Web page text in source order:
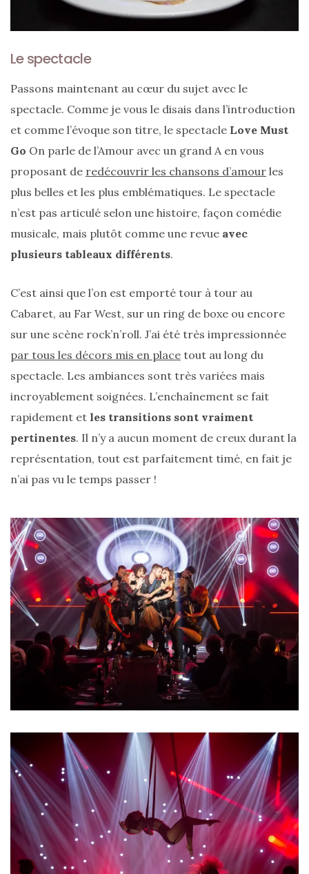
7
responsables
cuir
Comparatif :
les
sacs
Monceau
et
Mini
Marly
lequel
choisir
?
02/05/2026
CATÉGORIES
DU BLOG
Beauté
Actualités
beauté
(10)
Conseils
beauté
(54)
Le spectacle
Passons maintenant au cœur du sujet avec le
spectacle. Comme je vous le disais dans l’introduction
et comme l’évoque son titre, le spectacle Love Must
Go On parle de l’Amour avec un grand A en vous
proposant de redécouvrir les chansons d’amour les
plus belles et les plus emblématiques. Le spectacle
n’est pas articulé selon une histoire, façon comédie
musicale, mais plutôt comme une revue avec
plusieurs tableaux différents.
C’est ainsi que l’on est emporté tour à tour au
Cabaret, au Far West, sur un ring de boxe ou encore
sur une scène rock’n’roll. J’ai été très impressionnée
par tous les décors mis en place tout au long du
spectacle. Les ambiances sont très variées mais
incroyablement soignées. L’enchaînement se fait
rapidement et les transitions sont vraiment
pertinentes. Il n’y a aucun moment de creux durant la
représentation, tout est parfaitement timé, en fait je
n’ai pas vu le temps passer !